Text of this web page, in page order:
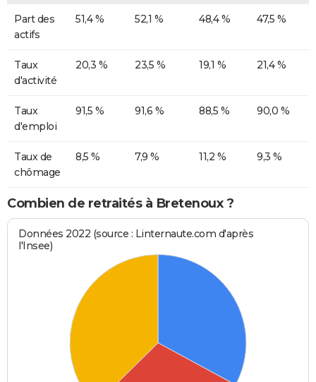
Part des
actifs
51,4 % 52,1 % 48,4 % 47,5 %
Taux
d'activité
20,3 % 23,5 % 19,1 % 21,4 %
Taux
d'emploi
91,5 % 91,6 % 88,5 % 90,0 %
Taux de
chômage
8,5 % 7,9 % 11,2 % 9,3 %
Combien de retraités à Bretenoux ?
Données 2022 (source : Linternaute.com d'après
l'Insee)